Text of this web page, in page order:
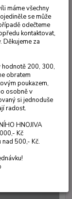
balení
kus v 3-
máme všechny
se může
odečteme
kontaktovat,
Děkujeme za
200, 300,
obratem
poukazem,
osobně v
si jednoduše
radost.
HNOJIVA
Kč
500,- Kč.